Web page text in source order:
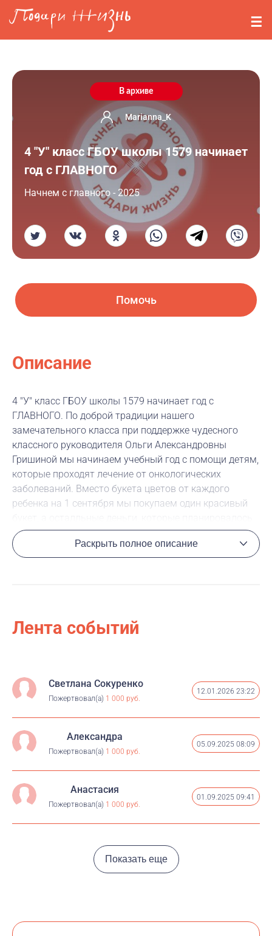
Перейти к основному содержанию
События
Вопросы
Войти
Регистрация
В архиве
Marianna_K
4 "У" класс ГБОУ школы 1579 начинает
год с ГЛАВНОГО
Начнем с главного - 2025
Помочь
Описание
4 "У" класс ГБОУ школы 1579 начинает год с
ГЛАВНОГО. По доброй традиции нашего
замечательного класса при поддержке чудесного
классного руководителя Ольги Александровны
Гришиной мы начинаем учебный год с помощи детям,
которые проходят лечение от онкологических
заболеваний. Вместо букета цветов от каждого
ребенка на 1 сентября мы покупаем один красивый
потратить на покупку цветов, переводим на счёт
благотворительного фонда "Подари жизнь".
Раскрыть полное описание
Лента событий
Светлана Сокуренко
Пожертвовал(а) 1 000 руб.
12.01.2026 23:22
Александра
Пожертвовал(а) 1 000 руб.
05.09.2025 08:09
Анастасия
Пожертвовал(а) 1 000 руб.
01.09.2025 09:41
Показать еще